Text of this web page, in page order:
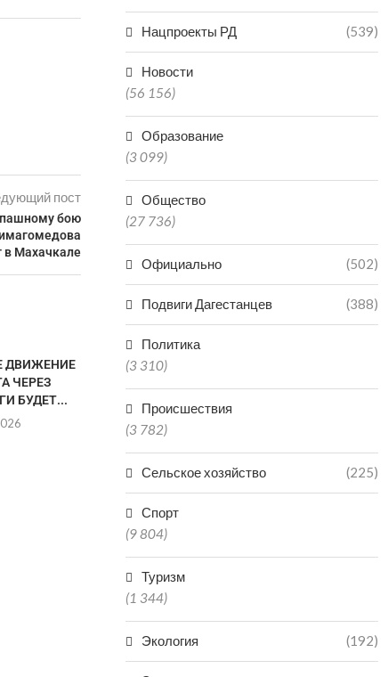
пост
бою
в Махачкале
ДВИЖЕНИЕ
ЧЕРЕЗ
БУДЕТ...
МУЖЧИНА СКОНЧАЛСЯ
08.08.2026
Нацпроекты РД (539)
Новости
(56 156)
Образование
(3 099)
Общество
(27 736)
Официально (502)
Подвиги Дагестанцев (388)
Политика
(3 310)
Происшествия
(3 782)
Сельское хозяйство (225)
Спорт
(9 804)
Туризм
(1 344)
Экология (192)